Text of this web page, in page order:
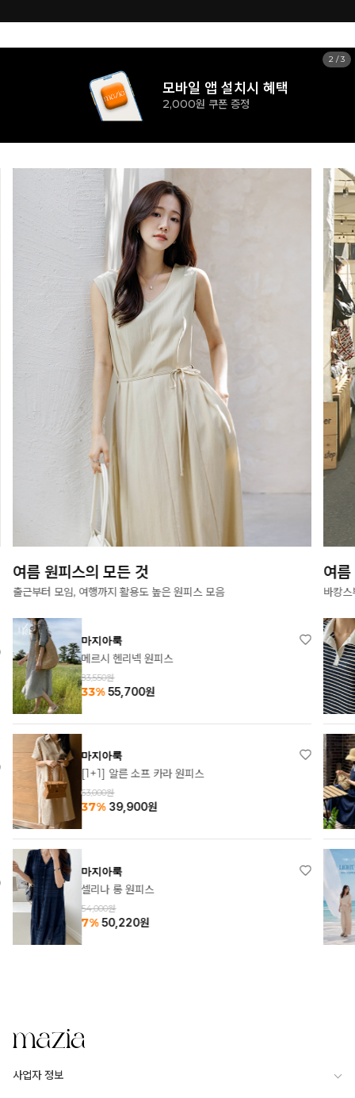
모바일 앱 설치시 혜택
2,000원 쿠폰 증정
3 /3
여름 원피스의 모든 것
출근부터 모임, 여행까지 활용도 높은 원피스 모음
마지아룩
메르시 헨리넥 원피스
83,550원
33% 55,700원
마지아룩
[1+1] 알른 소프 카라 원피스
63,000원
37% 39,900원
마지아룩
셀리나 롱 원피스
54,000원
7% 50,220원
여
바캉
사업자 정보